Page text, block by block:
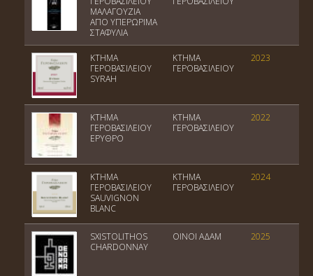
ΜΑΛΑΓΟΥΖΙΑ
ΑΠΟ ΥΠΕΡΩΡΙΜΑ
ΣΤΑΦΥΛΙΑ
ΚΤΗΜΑ
ΓΕΡΟΒΑΣΙΛΕΙΟΥ
SYRAH
ΚΤΗΜΑ
ΓΕΡΟΒΑΣΙΛΕΙΟΥ
2023
ΚΤΗΜΑ
ΓΕΡΟΒΑΣΙΛΕΙΟΥ
ΕΡΥΘΡΟ
ΚΤΗΜΑ
ΓΕΡΟΒΑΣΙΛΕΙΟΥ
2022
ΚΤΗΜΑ
ΓΕΡΟΒΑΣΙΛΕΙΟΥ
SAUVIGNON
BLANC
ΚΤΗΜΑ
ΓΕΡΟΒΑΣΙΛΕΙΟΥ
2024
SXISTOLITHOS
CHARDONNAY
ΟΙΝΟΙ ΑΔΑΜ 2025